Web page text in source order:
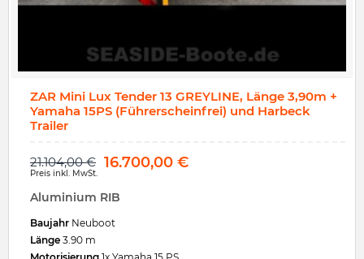
ZAR Mini Lux Tender 13 GREYLINE, Länge 3,90m +
Yamaha 15PS (Führerscheinfrei) und Harbeck
Trailer
21.104,00€ 16.700,00 €
Preis inkl. MwSt.
Aluminium RIB
Baujahr Neuboot
Länge 3.90 m